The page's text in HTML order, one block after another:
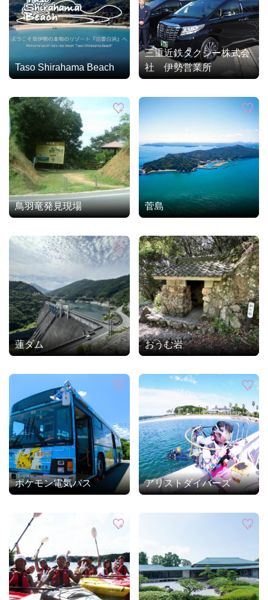
Taso Shirahama Beach
三重近鉄タクシー株式会
社 伊勢営業所
鳥羽竜発見現場 菅島
蓮ダム おうむ岩
ポケモン電気バス アリストダイバーズ